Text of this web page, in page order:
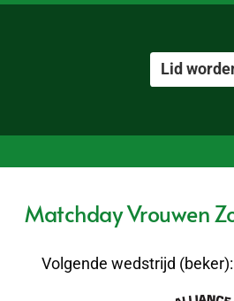
Lid
Matchday Vrouwen
Volgende wedstrijd (beker):